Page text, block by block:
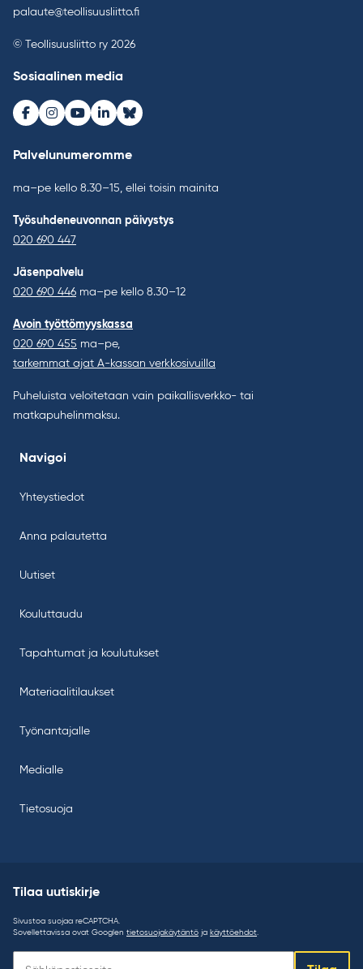
palaute@teollisuusliitto.fi
© Teollisuusliitto ry 2026
Sosiaalinen media
Facebook
Instagram
Youtube
LinkedInBluesky
Palvelunumeromme
ma–pe kello 8.30–15, ellei toisin mainita
Työsuhdeneuvonnan päivystys
020 690 447
Jäsenpalvelu
020 690 446 ma–pe kello 8.30–12
Avoin työttömyyskassa
020 690 455 ma–pe,
tarkemmat ajat A-kassan verkkosivuilla
Puheluista veloitetaan vain paikallisverkko- tai
matkapuhelinmaksu.
Navigoi
Yhteystiedot
Anna palautetta
Uutiset
Kouluttaudu
Tapahtumat ja koulutukset
Materiaalitilaukset
Työnantajalle
Medialle
Tietosuoja
Tilaa uutiskirje
Sivustoa suojaa reCAPTCHA.
Sovellettavissa ovat Googlen tietosuojakäytäntö ja käyttöehdot.